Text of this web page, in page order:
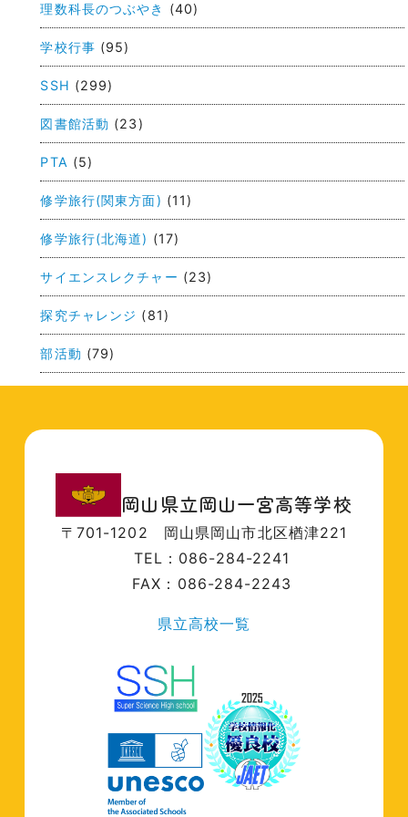
ナ
ビ
ゲ
ー
シ
ョ
ン
理数科長のつぶやき (40)
学校行事 (95)
SSH (299)
図書館活動 (23)
PTA (5)
修学旅行(関東方面) (11)
修学旅行(北海道) (17)
サイエンスレクチャー (23)
探究チャレンジ (81)
部活動 (79)
岡山県立岡山一宮高等学校
〒701-1202 岡山県岡山市北区楢津221
TEL：086-284-2241
FAX：086-284-2243
県立高校一覧